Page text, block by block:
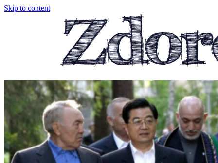
Skip to content